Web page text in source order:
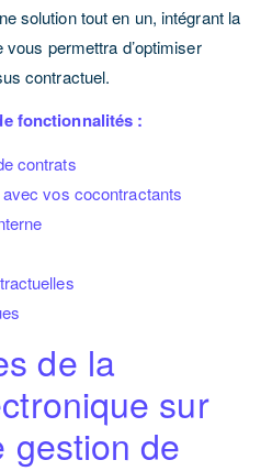
solution tout en un, intégrant la
permettra d’optimiser
contractuel.
fonctionnalités :
contrats
vos cocontractants
de la
sur
gestion de